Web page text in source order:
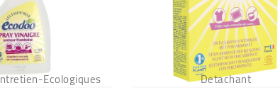
Ecologiques Detachant